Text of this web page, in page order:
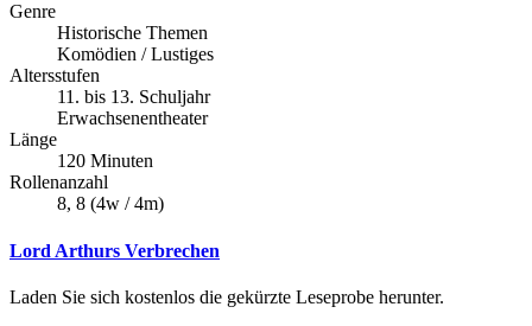
Genre
Historische Themen
Komödien / Lustiges
Altersstufen
11. bis 13. Schuljahr
Erwachsenentheater
Länge
120 Minuten
Rollenanzahl
8, 8 (4w / 4m)
Lord Arthurs Verbrechen
Laden Sie sich kostenlos die gekürzte Leseprobe herunter.